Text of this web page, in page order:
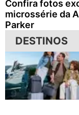
Confira fotos
microssérie da
Parker
DESTINOS